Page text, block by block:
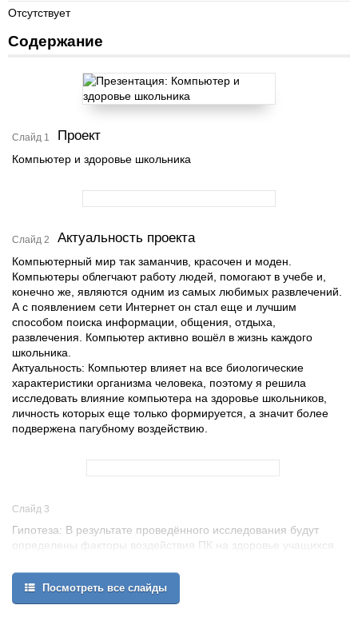
Отсутствует
Содержание
Слайд 1 Проект
Компьютер и здоровье школьника
Слайд 2 Актуальность проекта
Компьютерный мир так заманчив, красочен и моден.
Компьютеры облегчают работу людей, помогают в учебе и,
конечно же, являются одним из самых любимых развлечений.
А с появлением сети Интернет он стал еще и лучшим
способом поиска информации, общения, отдыха,
развлечения. Компьютер активно вошёл в жизнь каждого
школьника.
Актуальность: Компьютер влияет на все биологические
характеристики организма человека, поэтому я решила
исследовать влияние компьютера на здоровье школьников,
личность которых еще только формируется, а значит более
подвержена пагубному воздействию.
Слайд 3
Гипотеза: В результате проведённого исследования будут
определены факторы воздействия ПК на здоровье учащихся.
Предмет исследования– влияние компьютера на здоровье
школьника.Посмотреть все слайды